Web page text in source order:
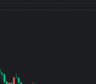
这些因素可能导致
免过早放松。由于
通胀不会反弹。历